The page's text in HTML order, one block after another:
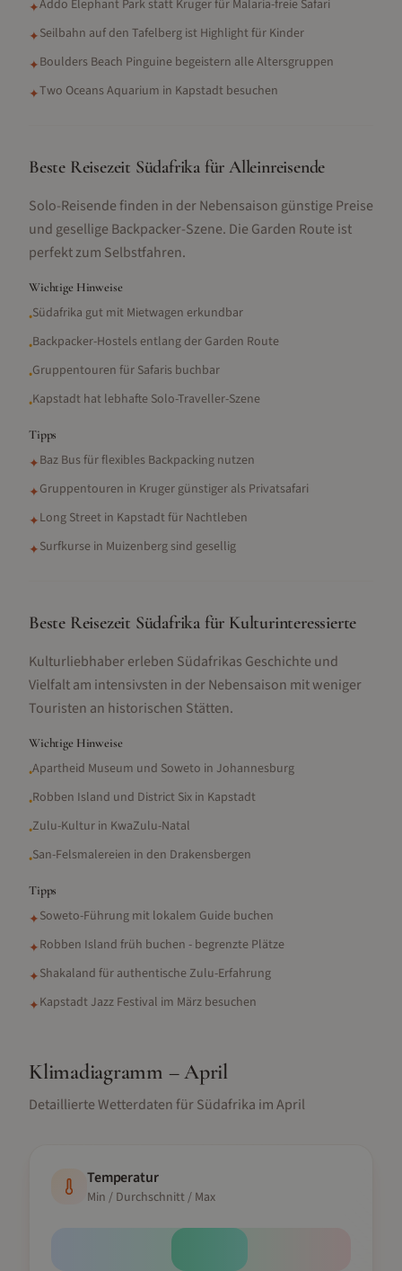
✦Addo Elephant Park statt Kruger für Malaria-freie Safari
✦Seilbahn auf den Tafelberg ist Highlight für Kinder
✦Boulders Beach Pinguine begeistern alle Altersgruppen
✦Two Oceans Aquarium in Kapstadt besuchen
Beste Reisezeit Südafrika für Alleinreisende
Solo-Reisende finden in der Nebensaison günstige Preise
und gesellige Backpacker-Szene. Die Garden Route ist
perfekt zum Selbstfahren.
Wichtige Hinweise
•Südafrika gut mit Mietwagen erkundbar
•Backpacker-Hostels entlang der Garden Route
•Gruppentouren für Safaris buchbar
•Kapstadt hat lebhafte Solo-Traveller-Szene
Tipps
✦Baz Bus für flexibles Backpacking nutzen
✦Gruppentouren in Kruger günstiger als Privatsafari
✦Long Street in Kapstadt für Nachtleben
✦Surfkurse in Muizenberg sind gesellig
Beste Reisezeit Südafrika für Kulturinteressierte
Kulturliebhaber erleben Südafrikas Geschichte und
Vielfalt am intensivsten in der Nebensaison mit weniger
Touristen an historischen Stätten.
Wichtige Hinweise
•Apartheid Museum und Soweto in Johannesburg
•Robben Island und District Six in Kapstadt
•Zulu-Kultur in KwaZulu-Natal
•San-Felsmalereien in den Drakensbergen
Tipps
✦Soweto-Führung mit lokalem Guide buchen
✦Robben Island früh buchen - begrenzte Plätze
✦Shakaland für authentische Zulu-Erfahrung
✦Kapstadt Jazz Festival im März besuchen
Klimadiagramm –April
Detaillierte Wetterdaten fürSüdafrika imApril
Temperatur
Min / Durchschnitt / Max